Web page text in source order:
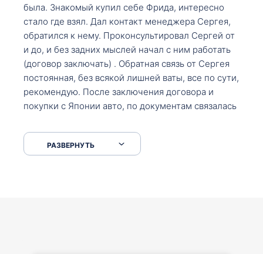
была. Знакомый купил себе Фрида, интересно
стало где взял. Дал контакт менеджера Сергея,
обратился к нему. Проконсультировал Сергей от
и до, и без задних мыслей начал с ним работать
(договор заключать) . Обратная связь от Сергея
постоянная, без всякой лишней ваты, все по сути,
рекомендую. После заключения договора и
покупки с Японии авто, по документам связалась
что заполнить, куда зайти, образцы и т.д. После
приехал за авто. Меня тепло встретили Сергей с
РАЗВЕРНУТЬ